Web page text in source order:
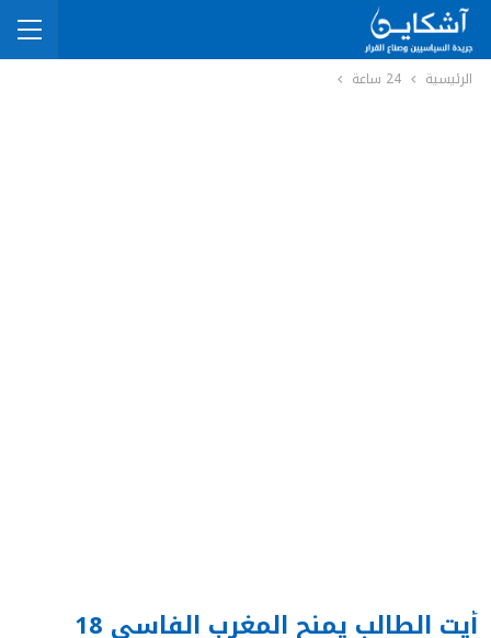
الرئيسية 24 ساعة
أيت الطالب يمنح المغرب الفاسي 18